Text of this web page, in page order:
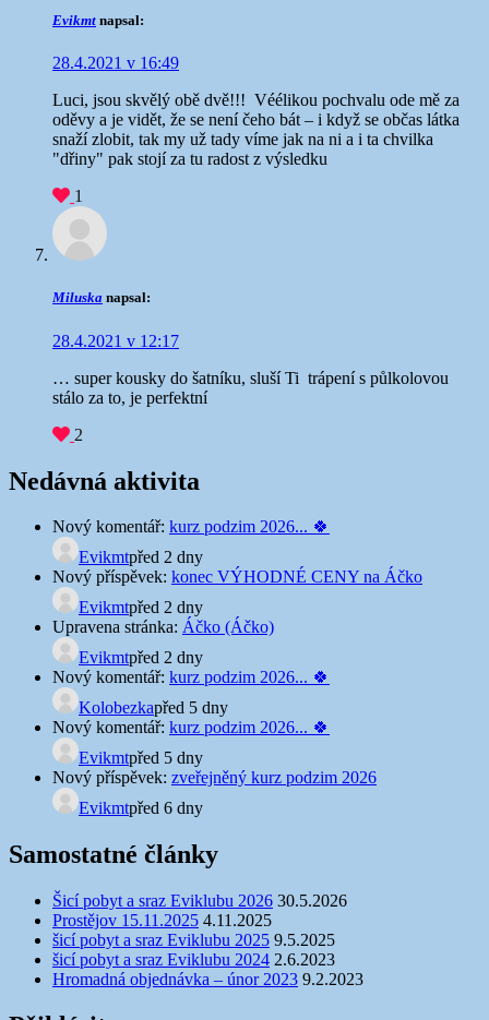
Evikmt napsal:
28.4.2021 v 16:49
Luci, jsou skvělý obě dvě!!! Véélikou pochvalu ode mě za
oděvy a je vidět, že se není čeho bát – i když se občas látka
snaží zlobit, tak my už tady víme jak na ni a i ta chvilka
"dřiny" pak stojí za tu radost z výsledku
1
Miluska napsal:
28.4.2021 v 12:17
… super kousky do šatníku, sluší Ti trápení s půlkolovou
stálo za to, je perfektní
2
Nedávná aktivita
Nový komentář: kurz podzim 2026... 🍀
Evikmtpřed 2 dny
Nový příspěvek: konec VÝHODNÉ CENY na Áčko
Evikmtpřed 2 dny
Upravena stránka: Áčko (Áčko)
Evikmtpřed 2 dny
Nový komentář: kurz podzim 2026... 🍀
Kolobezkapřed 5 dny
Nový komentář: kurz podzim 2026... 🍀
Evikmtpřed 5 dny
Nový příspěvek: zveřejněný kurz podzim 2026
Evikmtpřed 6 dny
Samostatné články
Šicí pobyt a sraz Eviklubu 2026 30.5.2026
Prostějov 15.11.2025 4.11.2025
šicí pobyt a sraz Eviklubu 2025 9.5.2025
šicí pobyt a sraz Eviklubu 2024 2.6.2023
Hromadná objednávka – únor 2023 9.2.2023